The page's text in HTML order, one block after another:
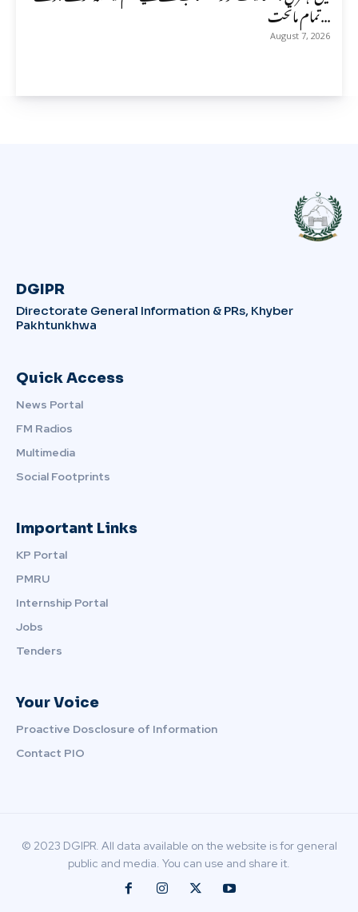
تمام ماتحت...
August 7, 2026
DGIPR
Directorate General Information & PRs, Khyber
Pakhtunkhwa
Quick Access
News Portal
FM Radios
Multimedia
Social Footprints
Important Links
KP Portal
PMRU
Internship Portal
Jobs
Tenders
Your Voice
Proactive Dosclosure of Information
Contact PIO
© 2023 DGIPR. All data available on the website is for general
public and media. You can use and share it.